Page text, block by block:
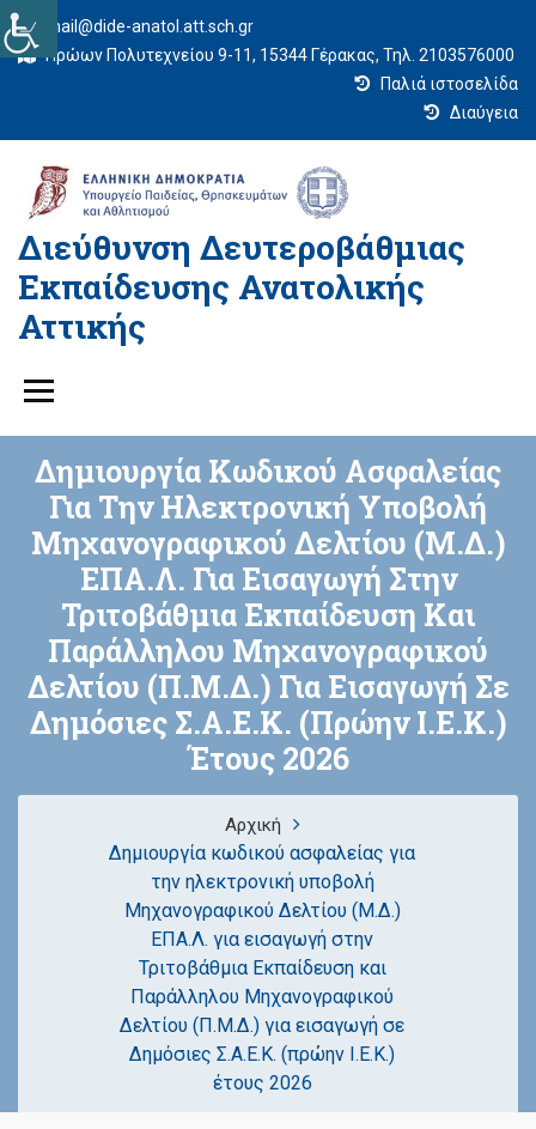
mail@dide-anatol.att.sch.gr
Ηρώων Πολυτεχνείου 9-11, 15344 Γέρακας, Τηλ. 2103576000
Παλιά ιστοσελίδα
Διαύγεια
Διεύθυνση Δευτεροβάθμιας
Εκπαίδευσης Ανατολικής
Αττικής
Δημιουργία Κωδικού Ασφαλείας
Για Την Ηλεκτρονική Υποβολή
Μηχανογραφικού Δελτίου (Μ.Δ.)
ΕΠΑ.Λ. Για Εισαγωγή Στην
Τριτοβάθμια Εκπαίδευση Και
Παράλληλου Μηχανογραφικού
Δελτίου (Π.Μ.Δ.) Για Εισαγωγή Σε
Δημόσιες Σ.Α.Ε.Κ. (πρώην Ι.Ε.Κ.)
Έτους 2026
Αρχική
Δημιουργία κωδικού ασφαλείας για
την ηλεκτρονική υποβολή
Μηχανογραφικού Δελτίου (Μ.Δ.)
ΕΠΑ.Λ. για εισαγωγή στην
Τριτοβάθμια Εκπαίδευση και
Παράλληλου Μηχανογραφικού
Δελτίου (Π.Μ.Δ.) για εισαγωγή σε
Δημόσιες Σ.Α.Ε.Κ. (πρώην Ι.Ε.Κ.)
έτους 2026